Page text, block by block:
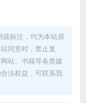
或标注，均为本站原
同意时，禁止复
站、书籍等各类媒
法权益，可联系我